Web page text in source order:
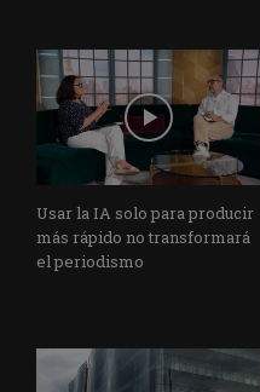
Usar la IA solo para producir
más rápido no transformará
el periodismo